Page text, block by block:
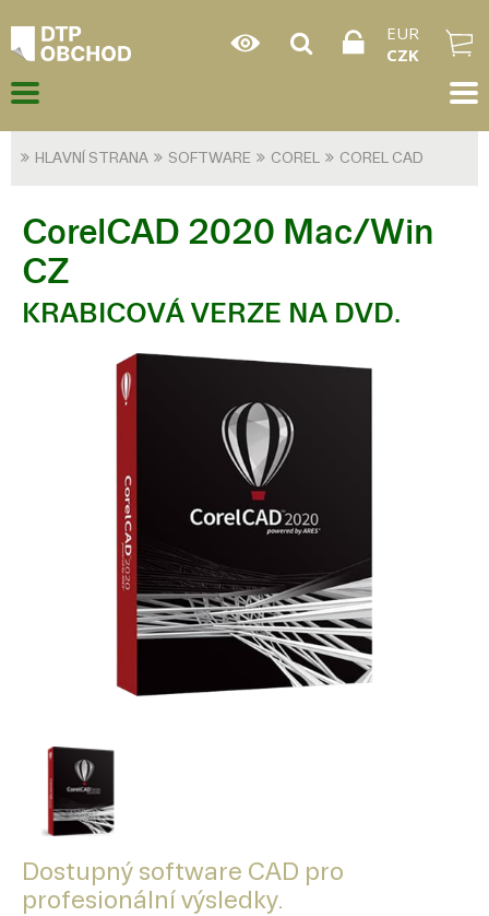
EUR
CZK
HLAVNÍ STRANA SOFTWARE COREL COREL CAD
CorelCAD 2020 Mac/Win
CZ
KRABICOVÁ VERZE NA DVD.
Dostupný software CAD pro
profesionální výsledky.